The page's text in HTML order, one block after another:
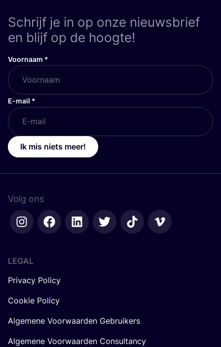
Schrijf je in op onze nieuwsbrief
en blijf op de hoogte!
Voornaam *
E-mail *
Ik mis niets meer!
Volg ons
LEGAL
Privacy Policy
Cookie Policy
Algemene Voorwaarden Gebruikers
Algemene Voorwaarden Consultancy